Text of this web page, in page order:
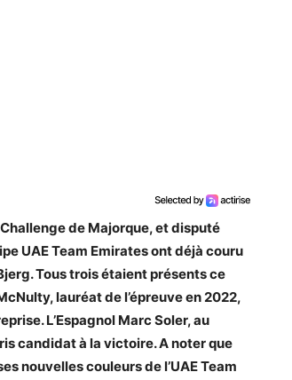
de Majorque, et disputé
UAE Team Emirates ont déjà couru
Tous trois étaient présents ce
lauréat de l’épreuve en 2022,
L’Espagnol Marc Soler, au
candidat à la victoire. A noter que
nouvelles couleurs de l’UAE Team